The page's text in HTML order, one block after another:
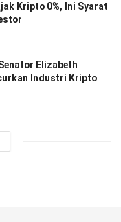
Kripto 0%, Ini Syarat
Elizabeth
Industri Kripto